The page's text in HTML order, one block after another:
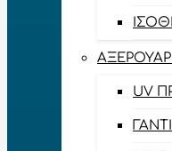
UV